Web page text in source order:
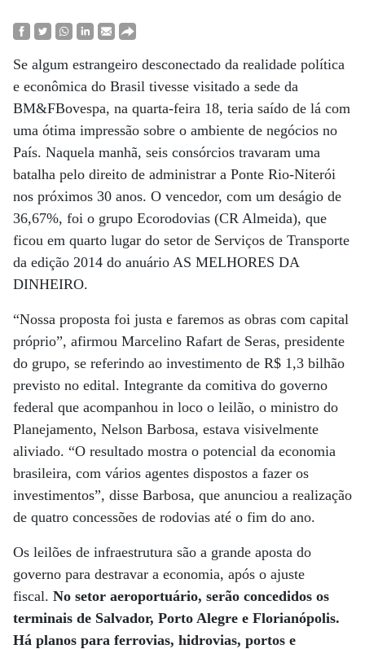
Se algum estrangeiro desconectado da realidade política
e econômica do Brasil tivesse visitado a sede da
BM&FBovespa, na quarta-feira 18, teria saído de lá com
uma ótima impressão sobre o ambiente de negócios no
País. Naquela manhã, seis consórcios travaram uma
batalha pelo direito de administrar a Ponte Rio-Niterói
nos próximos 30 anos. O vencedor, com um deságio de
36,67%, foi o grupo Ecorodovias (CR Almeida), que
ficou em quarto lugar do setor de Serviços de Transporte
da edição 2014 do anuário AS MELHORES DA
DINHEIRO.
“Nossa proposta foi justa e faremos as obras com capital
próprio”, afirmou Marcelino Rafart de Seras, presidente
do grupo, se referindo ao investimento de R$ 1,3 bilhão
previsto no edital. Integrante da comitiva do governo
federal que acompanhou in loco o leilão, o ministro do
Planejamento, Nelson Barbosa, estava visivelmente
aliviado. “O resultado mostra o potencial da economia
brasileira, com vários agentes dispostos a fazer os
investimentos”, disse Barbosa, que anunciou a realização
de quatro concessões de rodovias até o fim do ano.
Os leilões de infraestrutura são a grande aposta do
governo para destravar a economia, após o ajuste
fiscal. No setor aeroportuário, serão concedidos os
terminais de Salvador, Porto Alegre e Florianópolis.
Há planos para ferrovias, hidrovias, portos e